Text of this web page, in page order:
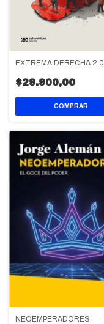
EXTREMA DERECHA 2.0
$29.900,00
NEOEMPERADORES